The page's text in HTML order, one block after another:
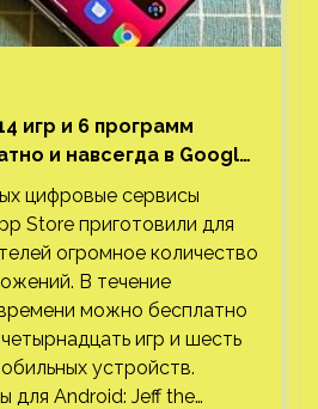
игр и 6 программ
и навсегда в Google
Есть проект с 1 млн
цифровые сервисы
Store приготовили для
огромное количество
В течение
можно бесплатно
игр и шесть
устройств.
для Android: Jeff the…